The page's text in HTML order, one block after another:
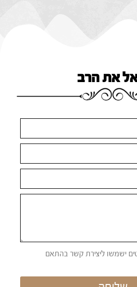
את הרב
ישמשו ליצירת קשר בהתאם